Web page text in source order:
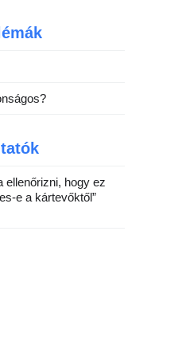
ellenőrizni, hogy ez
e a kártevőktől”